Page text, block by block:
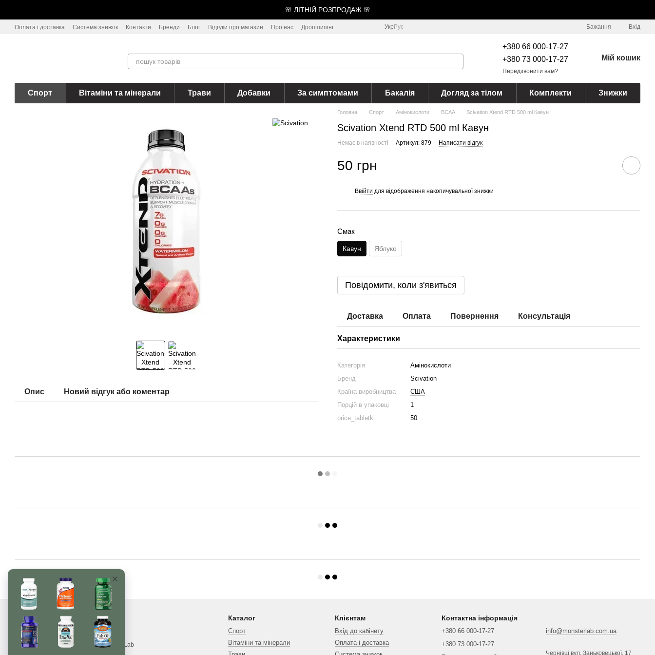
🌸 ЛІТНІЙ РОЗПРОДАЖ 🌸
Оплата і доставка Система знижок Контакти Бренди Блог Відгуки про магазин Про нас Дропшипінг Укр Рус Бажання Вхід
+380 66 000-17-27
+380 73 000-17-27
Передзвонити вам?
Мій кошик
Спорт Вітаміни та мінерали Трави Добавки За симптомами Бакалія Догляд за тілом Комплекти Знижки
Опис Новий відгук або коментар
Головна Спорт Амінокислоти BCAA Scivation Xtend RTD 500 ml Кавун
Scivation Xtend RTD 500 ml Кавун
Немає в наявності Артикул: 879 Написати відгук
50 грн
Ввійти для відображення накопичувальної знижки
Смак
Кавун Яблуко
Повідомити, коли з'явиться
Доставка Оплата Повернення Консультація
Характеристики
Категорія
Амінокислоти
Бренд
Scivation
Країна виробництва
США
Порцій в упаковці
1
price_tabletki
50
© 2017—2026
Вітаміни, БАДи, добавки, трави MonsterLab
Каталог
Спорт
Вітаміни та мінерали
Клієнтам
Вхід до кабінету
Оплата і доставка
Контактна інформація
+380 66 000-17-27
+380 73 000-17-27
info@monsterlab.com.ua
Чернівці вул. Заньковецької, 17